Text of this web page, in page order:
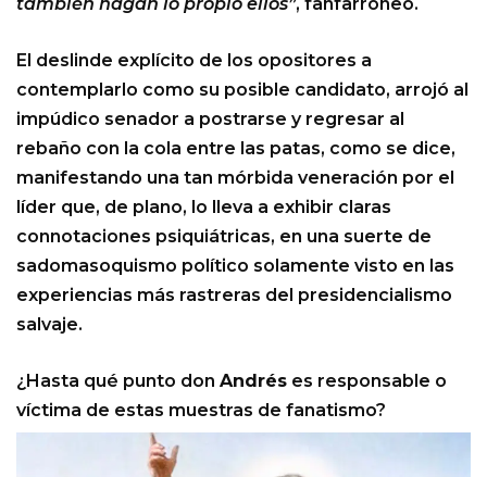
El deslinde explícito de los opositores a
contemplarlo como su posible candidato, arrojó al
impúdico senador a postrarse y regresar al
rebaño con la cola entre las patas, como se dice,
manifestando una tan mórbida veneración por el
líder que, de plano, lo lleva a exhibir claras
connotaciones psiquiátricas, en una suerte de
sadomasoquismo político solamente visto en las
experiencias más rastreras del presidencialismo
salvaje.
¿Hasta qué punto don Andrés es responsable o
víctima de estas muestras de fanatismo?